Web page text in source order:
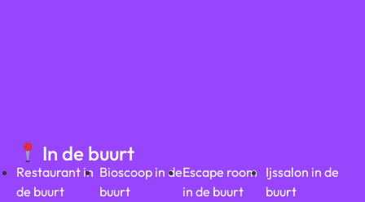
In de buurt
Restaurant in
de buurt
Bioscoop in de
buurt
Escape room
in de buurt
Ijssalon in de
buurt